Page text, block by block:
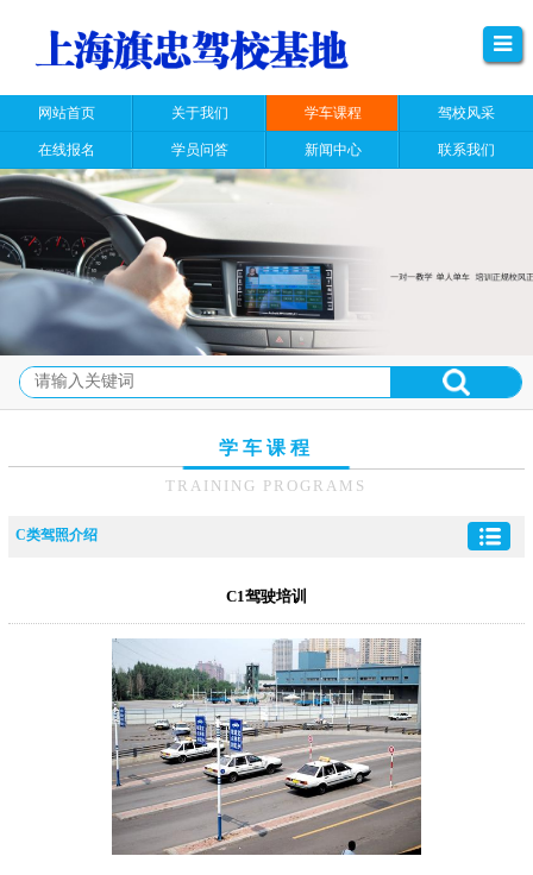
网站首页 关于我们 学车课程 驾校风采
在线报名 学员问答 新闻中心 联系我们
学车课程
TRAINING PROGRAMS
C类驾照介绍
C1驾驶培训